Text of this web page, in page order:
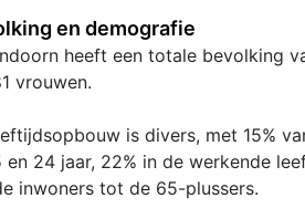
en demografie
heeft een totale bevolking
vrouwen.
is divers, met 15%
en 24 jaar, 22% in de werkende
inwoners tot de 65-plussers.